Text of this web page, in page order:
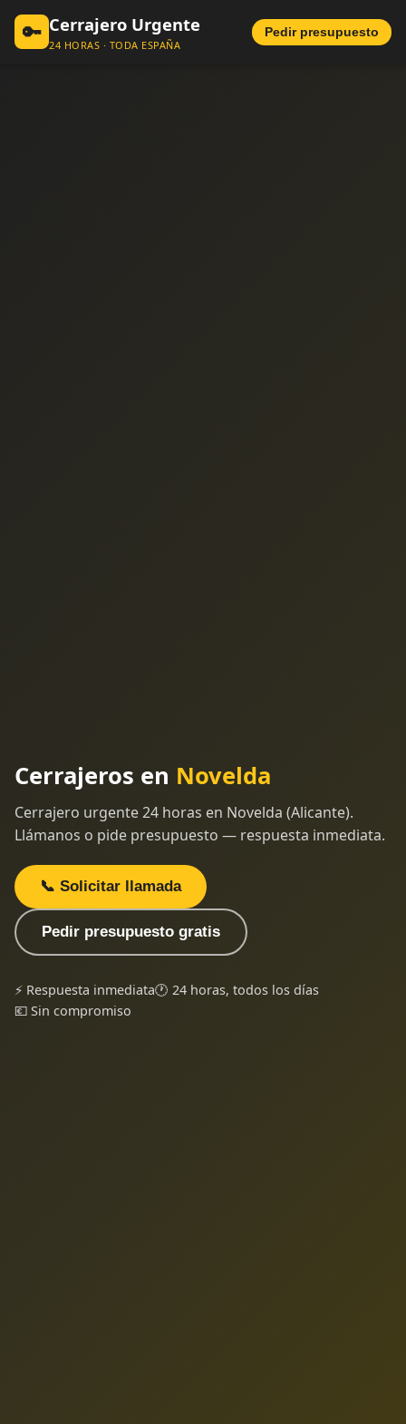
🔑 Cerrajero Urgente
24 HORAS · TODA ESPAÑA
Pedir presupuesto
Cerrajeros en Novelda
Cerrajero urgente 24 horas en Novelda (Alicante).
Llámanos o pide presupuesto — respuesta inmediata.
📞 Solicitar llamada
Pedir presupuesto gratis
⚡ Respuesta inmediata🕐 24 horas, todos los días
💶 Sin compromiso